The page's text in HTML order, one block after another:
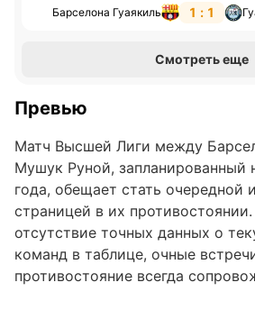
Барселона Гуаякиль 1 : 1
Смотреть еще
Превью
Матч Высшей Лиги между
Мушук Руной, запланированный
года, обещает стать очередной
страницей в их
отсутствие точных данных о
команд в таблице, очные
противостояние всегда